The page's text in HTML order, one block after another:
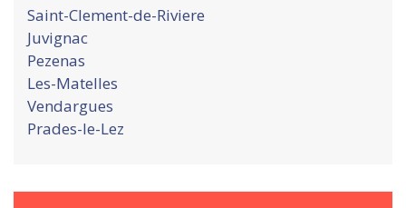
Saint-Clement-de-Riviere
Juvignac
Pezenas
Les-Matelles
Vendargues
Prades-le-Lez